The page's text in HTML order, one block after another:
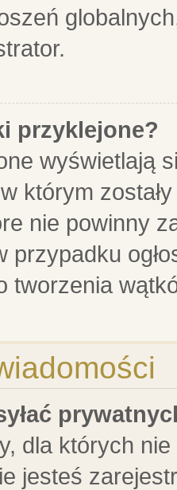
przyklejone?
wyświetlają
którym
nie powinny
przypadku
tworzenia
dla których
jesteś